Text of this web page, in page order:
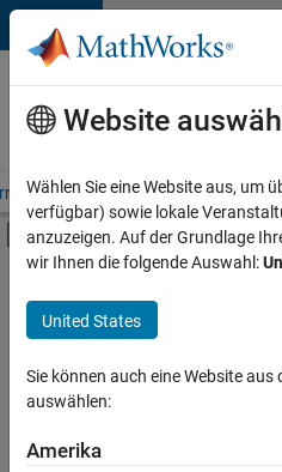
Weiter zum Inhalt
Karriere
bei
MathWorks
– Übersicht Stellensuche
Umschaltung für
Hauptinhalt
Information Technology
Commercial Sales
Customer Support
Education Sales
Business Model Team
+8
Derzeit
Website
Wählen Sie eine Website aus, um
verfügbar) sowie lokale
anzuzeigen. Auf der Grundlage
wir Ihnen die folgende Auswahl:
United States
Sie können auch eine Website
auswählen:
Amerika